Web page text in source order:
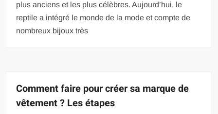
plus anciens et les plus célèbres. Aujourd’hui, le
reptile a intégré le monde de la mode et compte de
nombreux bijoux très
Comment faire pour créer sa marque de
vêtement ? Les étapes